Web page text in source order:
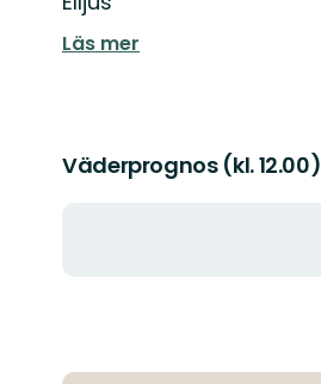
Läs mer
Väderprognos (kl. 12.00)